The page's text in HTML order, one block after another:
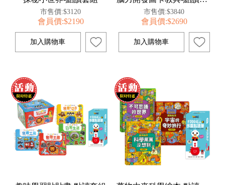
市售價:$3120
會員價:$2190
市售價:$3840
會員價:$2690